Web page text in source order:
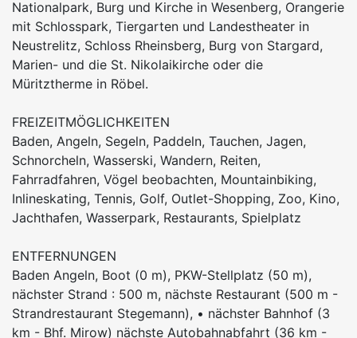
Nationalpark, Burg und Kirche in Wesenberg, Orangerie
mit Schlosspark, Tiergarten und Landestheater in
Neustrelitz, Schloss Rheinsberg, Burg von Stargard,
Marien- und die St. Nikolaikirche oder die
Müritztherme in Röbel.
FREIZEITMÖGLICHKEITEN
Baden, Angeln, Segeln, Paddeln, Tauchen, Jagen,
Schnorcheln, Wasserski, Wandern, Reiten,
Fahrradfahren, Vögel beobachten, Mountainbiking,
Inlineskating, Tennis, Golf, Outlet-Shopping, Zoo, Kino,
Jachthafen, Wasserpark, Restaurants, Spielplatz
ENTFERNUNGEN
Baden Angeln, Boot (0 m), PKW-Stellplatz (50 m),
nächster Strand : 500 m, nächste Restaurant (500 m -
Strandrestaurant Stegemann), • nächster Bahnhof (3
km - Bhf. Mirow) nächste Autobahnabfahrt (36 km -